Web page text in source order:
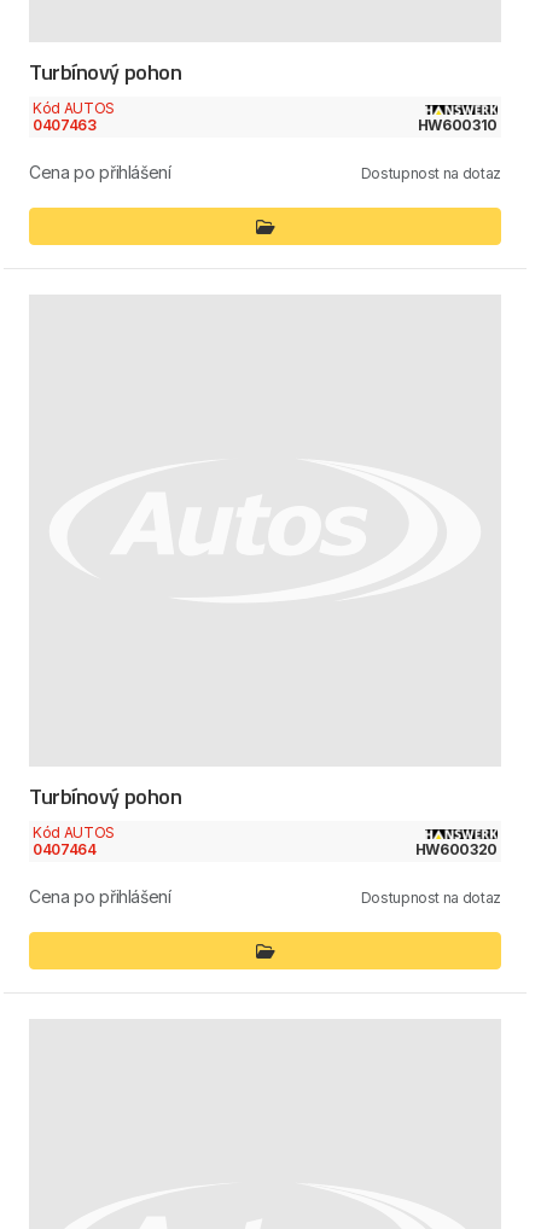
Turbínový pohon
Kód AUTOS
0407463
HW600310
Cena po přihlášení Dostupnost na dotaz
Turbínový pohon
Kód AUTOS
0407464
HW600320
Cena po přihlášení Dostupnost na dotaz